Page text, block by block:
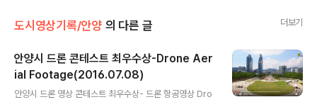
도시영상기록/안양 의 다른 글 더보기
안양시 드론 콘테스트 최우수상-Drone Aer
ial Footage(2016.07.08)
안양시 드론 영상 콘테스트 최우수상- 드론 항공영상 Dro